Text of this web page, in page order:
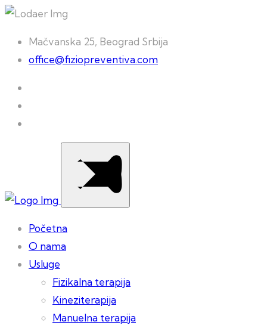
Mačvanska 25, Beograd Srbija
office@fiziopreventiva.com
Početna
O nama
Usluge
Fizikalna terapija
Kineziterapija
Manuelna terapija